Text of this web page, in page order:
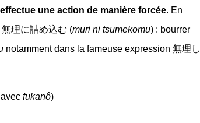
une action de manière forcée. En
理に詰め込む (muri ni tsumekomu) : bourrer
notamment dans la fameuse expression 無理し
fukanô)